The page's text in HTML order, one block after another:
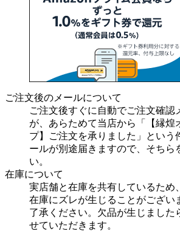
ご注文後のメールについて
ご注文後すぐに自動でご注文確認
が、あらためて当店から「【縁煌
プ】ご注文を承りました」という
ールが別途届きますので、そちら
い。
在庫について
実店舗と在庫を共有しているため
在庫にズレが生じることがござい
了承ください。欠品が生じました
せていただきます。